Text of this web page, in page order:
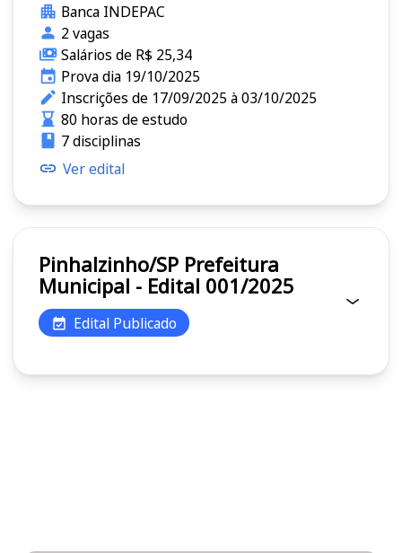
Banca INDEPAC
2 vagas
Salários de R$ 25,34
Prova dia 19/10/2025
Inscrições de 17/09/2025 à 03/10/2025
80 horas de estudo
7 disciplinas
Ver edital
Pinhalzinho/SP Prefeitura
Municipal - Edital 001/2025
Edital Publicado